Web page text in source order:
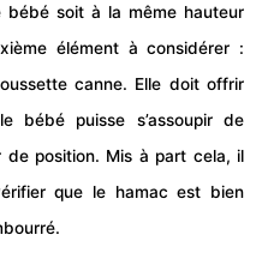
bébé soit à la même hauteur
élément à considérer :
canne. Elle doit offrir
bébé puisse s’assoupir de
position. Mis à part cela, il
que le hamac est bien